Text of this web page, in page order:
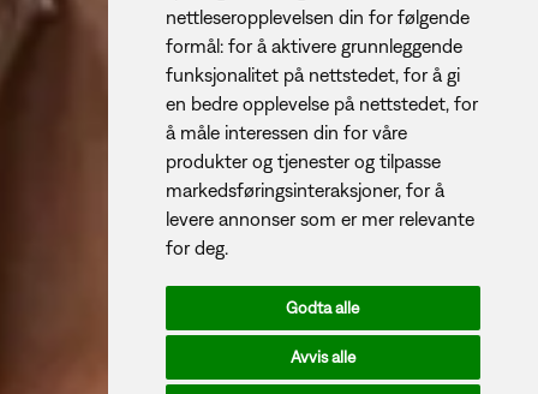
nettleseropplevelsen din for følgende
formål: for å aktivere grunnleggende
funksjonalitet på nettstedet, for å gi
en bedre opplevelse på nettstedet, for
å måle interessen din for våre
produkter og tjenester og tilpasse
markedsføringsinteraksjoner, for å
levere annonser som er mer relevante
for deg.
Godta alle
Avvis alle